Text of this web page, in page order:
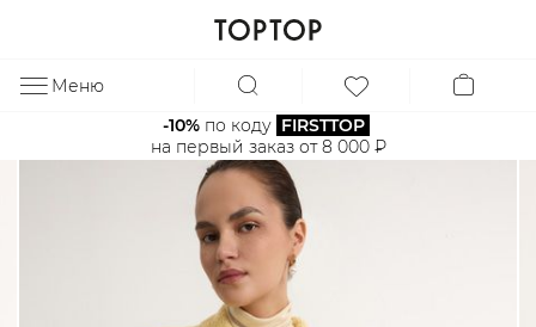
Меню
-10% по коду FIRSTTOP
на первый заказ от 8 000 ₽